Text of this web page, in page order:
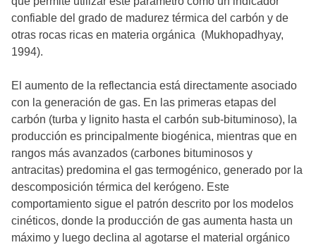
confiable del grado de madurez térmica del carbón y de
otras rocas ricas en materia orgánica (Mukhopadhyay,
1994).
El aumento de la reflectancia está directamente asociado
con la generación de gas. En las primeras etapas del
carbón (turba y lignito hasta el carbón sub-bituminoso), la
producción es principalmente biogénica, mientras que en
rangos más avanzados (carbones bituminosos y
antracitas) predomina el gas termogénico, generado por la
descomposición térmica del kerógeno. Este
comportamiento sigue el patrón descrito por los modelos
cinéticos, donde la producción de gas aumenta hasta un
máximo y luego declina al agotarse el material orgánico